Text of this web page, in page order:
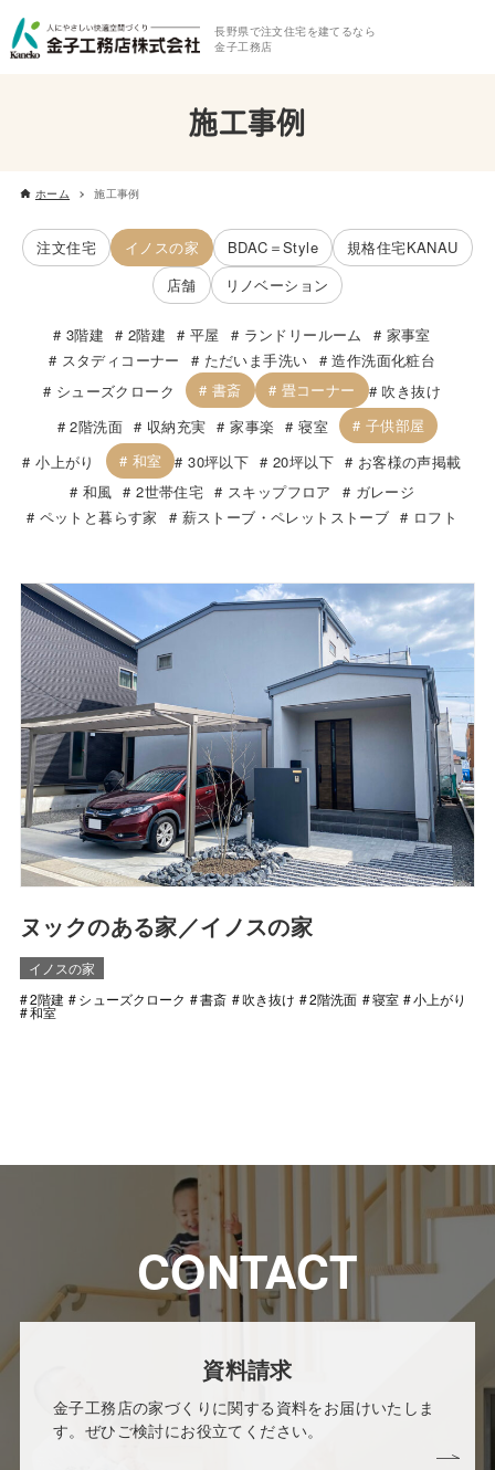
長野県で注文住宅を建てるなら
金子工務店
施工事例
ホーム 施工事例
注文住宅 イノスの家 BDAC＝Style
規格住宅KANAU
店舗
リノベーション
3階建 2階建 平屋 ランドリールーム
家事室
スタディコーナー
ただいま手洗い
造作洗面化粧台
シューズクローク
書斎 畳コーナー
吹き抜け
2階洗面
収納充実 家事楽 寝室
子供部屋
小上がり
和室 30坪以下 20坪以下
お客様の声掲載
和風
2世帯住宅 スキップフロア
ガレージ
ペットと暮らす家
薪ストーブ・ペレットストーブ ロフト
ヌックのある家／イノスの家
イノスの家
2階建
シューズクローク 書斎 吹き抜け 2階洗面 寝室 小上がり
和室
CONTACT
資料請求
金子工務店の家づくりに関する資料をお届けいたしま
す。ぜひご検討にお役立てください。